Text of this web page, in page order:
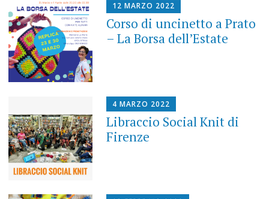
12 MARZO 2022
Corso di uncinetto a Prato
– La Borsa dell’Estate
4 MARZO 2022
Libraccio Social Knit di
Firenze